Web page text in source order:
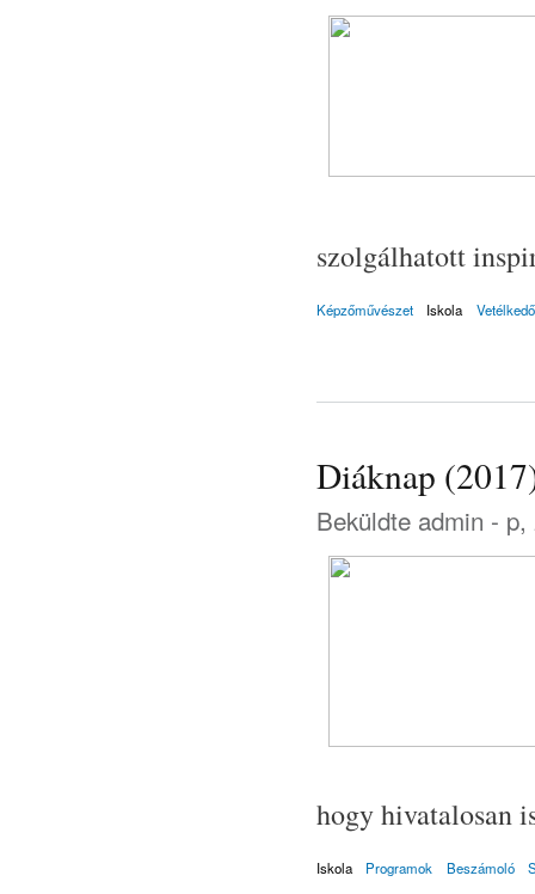
szolgálhatott
Képzőművészet Iskola Vetélkedő
Diáknap
Beküldte admin - p,
hogy hivatalosan
Iskola Programok Beszámoló